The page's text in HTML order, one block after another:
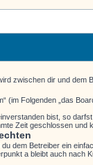
zwischen dir und
(im Folgenden „das
bist, so
Zeit geschlossen und
dem Betreiber ein
a bleibt auch nach